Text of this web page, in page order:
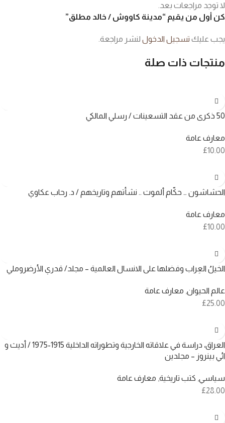
لا توجد مراجعات بعد.
كن أول من يقيم “مدينة كاووش / خالد مطلق”
يجب عليك تسجيل الدخول لنشر مراجعة.
منتجات ذات صلة
50 ذكرى من عقد التسعينات / رسلي المالكي
معارف عامة
£10.00
الحشاشون … حكّام ألموت .. نشأتهم وتاريخهم / د. رحاب عكاوي
معارف عامة
£10.00
الخيلُ العِراب وفضلها على الانسال العالمية – مجلد/ قدري الأرضروملي
عالم الحيوان معارف عامة
£25.00
العراق، دراسة في علاقاته الخارجية وتطوراته الداخلية 1915-1975 / أديث و
ائي بينروز – مجلدين
سياسي كتب تاريخية معارف عامة
£28.00